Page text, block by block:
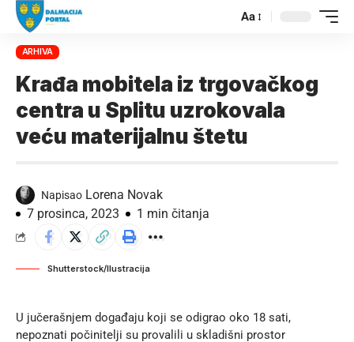
Aa
ARHIVA
Krađa mobitela iz trgovačkog
centra u Splitu uzrokovala
veću materijalnu štetu
Napisao Lorena Novak
7 prosinca, 2023
1 min čitanja
Shutterstock/Ilustracija
U jučerašnjem događaju koji se odigrao oko 18 sati,
nepoznati počinitelji su provalili u skladišni prostor